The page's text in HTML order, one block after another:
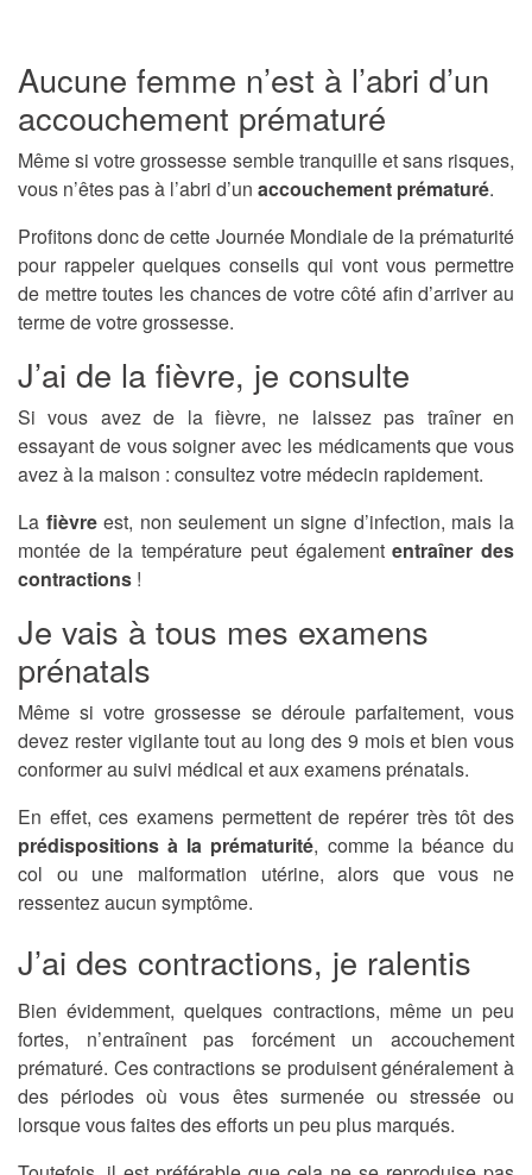
Aucune femme n’est à l’abri d’un
accouchement prématuré
Même si votre grossesse semble tranquille et sans risques,
vous n’êtes pas à l’abri d’un accouchement prématuré.
Profitons donc de cette Journée Mondiale de la prématurité
pour rappeler quelques conseils qui vont vous permettre
de mettre toutes les chances de votre côté afin d’arriver au
terme de votre grossesse.
J’ai de la fièvre, je consulte
Si vous avez de la fièvre, ne laissez pas traîner en
essayant de vous soigner avec les médicaments que vous
avez à la maison : consultez votre médecin rapidement.
La fièvreest, non seulement un signe d’infection, mais la
montée de la température peut égalemententraîner des
contractions !
Je vais à tous mes examens
prénatals
Même si votre grossesse se déroule parfaitement, vous
devez rester vigilante tout au long des 9 mois et bien vous
conformer au suivi médical et aux examens prénatals.
En effet, ces examens permettent de repérer très tôt des
prédispositions à la prématurité, comme la béance du
col ou une malformation utérine, alors que vous ne
ressentez aucun symptôme.
J’ai des contractions, je ralentis
Bien évidemment, quelques contractions, même un peu
fortes, n’entraînent pas forcément un accouchement
prématuré. Ces contractions se produisent généralement à
des périodes où vous êtes surmenée ou stressée ou
lorsque vous faites des efforts un peu plus marqués.